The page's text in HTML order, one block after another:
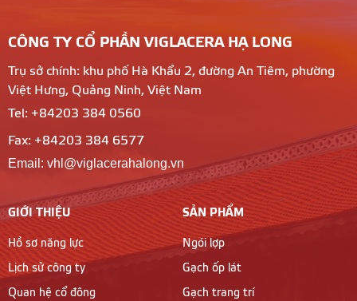
CÔNG TY CỔ PHẦN VIGLACERA HẠ LONG
Trụ sở chính: khu phố Hà Khẩu 2, đường An Tiêm, phường
Việt Hưng, Quảng Ninh, Việt Nam
Tel: +84203 384 0560
Fax: +84203 384 6577
Email: vhl@viglacerahalong.vn
GIỚI THIỆU
Hồ sơ năng lực
Lịch sử công ty
Quan hệ cổ đông
SẢN PHẨM
Ngói lợp
Gạch ốp lát
Gạch trang trí